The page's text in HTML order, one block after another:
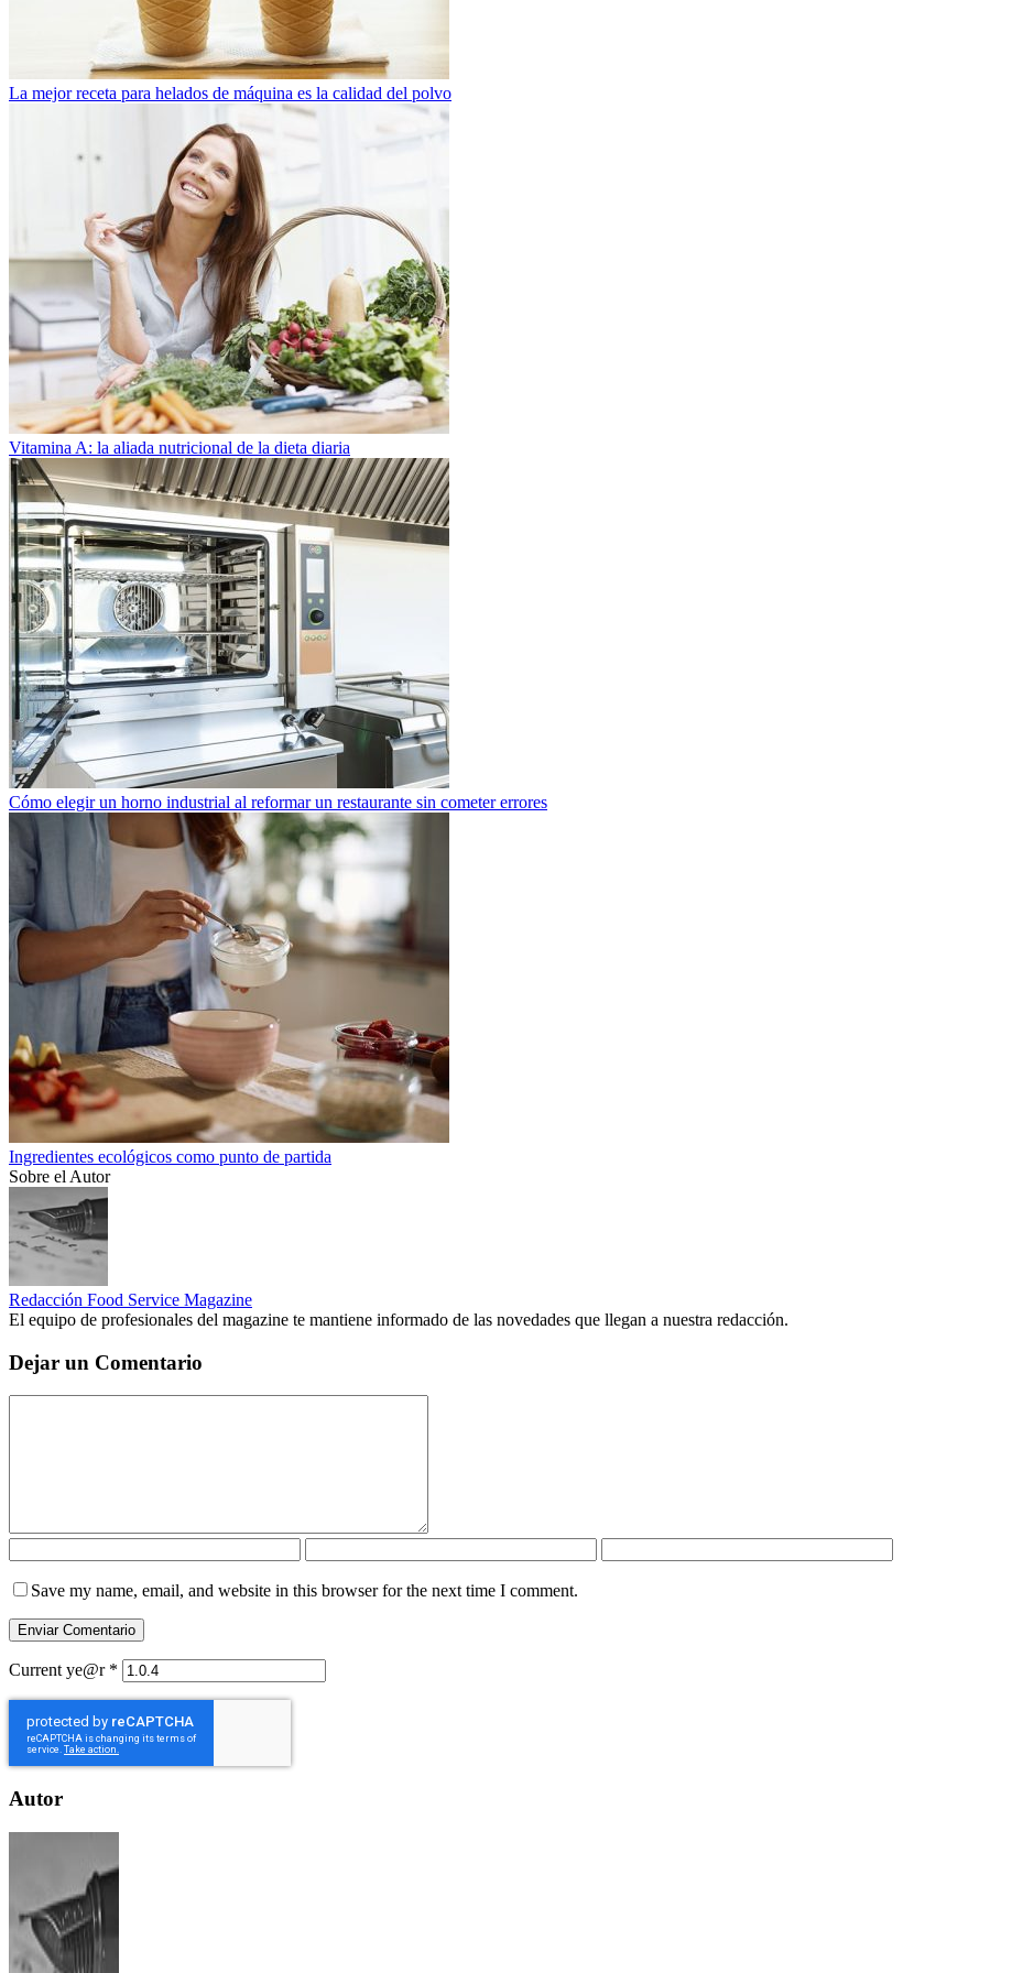
La mejor receta para helados de máquina es la calidad del polvo
Vitamina A: la aliada nutricional de la dieta diaria
Cómo elegir un horno industrial al reformar un restaurante sin cometer errores
Ingredientes ecológicos como punto de partida
Sobre el Autor
Redacción Food Service Magazine
El equipo de profesionales del magazine te mantiene informado de las novedades que llegan a nuestra redacción.
Dejar un Comentario
Save my name, email, and website in this browser for the next time I comment.
Current ye@r *
Autor